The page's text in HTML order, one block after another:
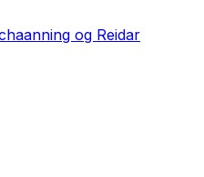
og Reidar